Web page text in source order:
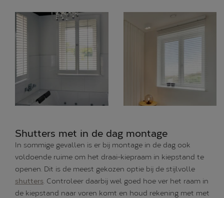
Shutters met in de dag montage
In sommige gevallen is er bij montage in de dag ook
voldoende ruime om het draai-kiepraam in kiepstand te
openen. Dit is de meest gekozen optie bij de stijlvolle
shutters. Controleer daarbij wel goed hoe ver het raam in
de kiepstand naar voren komt en houd rekening met met